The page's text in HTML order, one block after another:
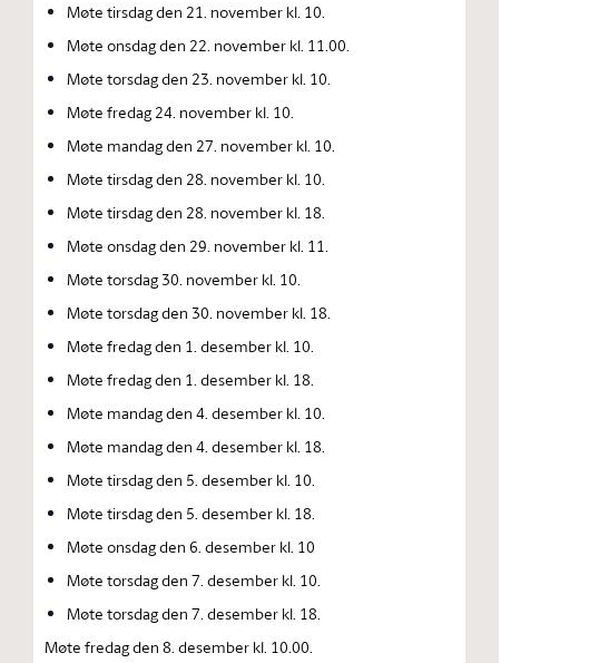
Møte tirsdag den 21. november kl. 10.
Møte onsdag den 22. november kl. 11.00.
Møte torsdag den 23. november kl. 10.
Møte fredag 24. november kl. 10.
Møte mandag den 27. november kl. 10.
Møte tirsdag den 28. november kl. 10.
Møte tirsdag den 28. november kl. 18.
Møte onsdag den 29. november kl. 11.
Møte torsdag 30. november kl. 10.
Møte torsdag den 30. november kl. 18.
Møte fredag den 1. desember kl. 10.
Møte fredag den 1. desember kl. 18.
Møte mandag den 4. desember kl. 10.
Møte mandag den 4. desember kl. 18.
Møte tirsdag den 5. desember kl. 10.
Møte tirsdag den 5. desember kl. 18.
Møte onsdag den 6. desember kl. 10
Møte torsdag den 7. desember kl. 10.
Møte torsdag den 7. desember kl. 18.
Møte fredag den 8. desember kl. 10.00.